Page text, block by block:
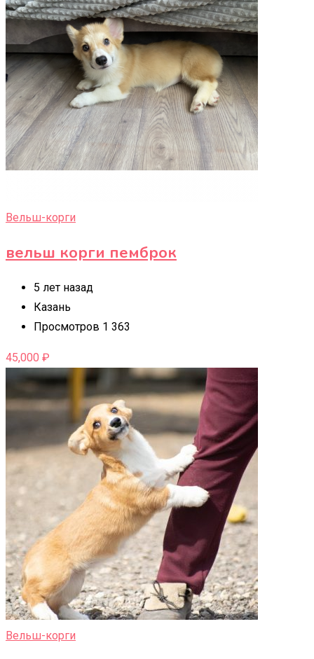
Вельш-корги
вельш корги пемброк
5 лет назад
Казань
Просмотров 1 363
45,000 ₽
Вельш-корги